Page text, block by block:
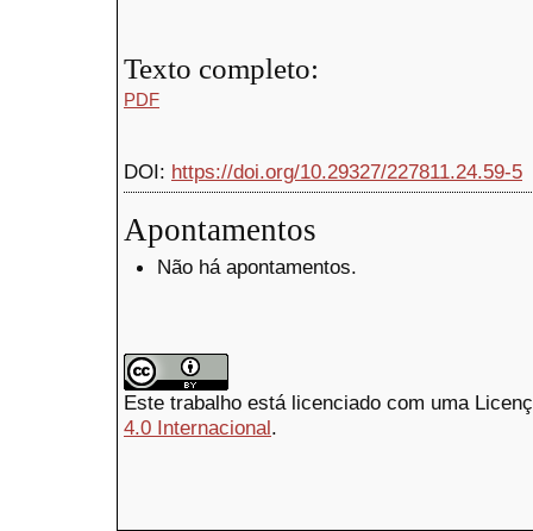
Texto completo:
PDF
DOI: https://doi.org/10.29327/227811.24.59-5
Apontamentos
Não há apontamentos.
Este trabalho está licenciado com uma
4.0 Internacional.